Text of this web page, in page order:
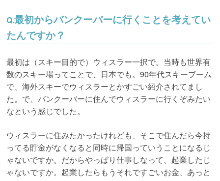
Q.最初からバンクーバーに行くことを考えてい
たんですか？
最初は（スキー目的で）ウィスラー一択で。当時も世界有
数のスキー場ってことで、日本でも。90年代スキーブーム
で、海外スキーでウィスラーとかすごい紹介されてまし
た。で、バンクーバーに住んでウィスラーに行くぞみたい
なという感じでした。
ウィスラーに住みたかったけれども、そこで住んだら今持
ってる貯金がなくなると同時に帰国っていうことになるじ
ゃないですか。だからやっぱり仕事しなって、起業したじ
ゃないですか。起業したらもうそれですごいお金、あっと